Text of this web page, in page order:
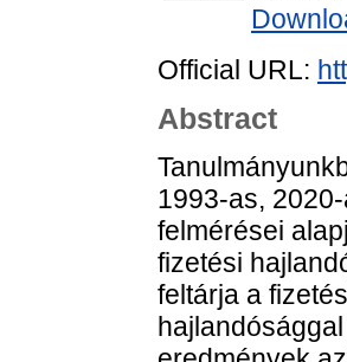
Official URL:
Abstract
1993-as,
felmérései
fizetési
feltárja a